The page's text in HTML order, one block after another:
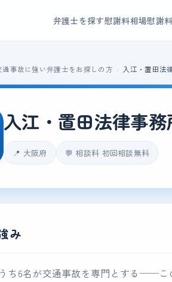
弁護士を探す慰謝料相場慰謝
通事故に強い弁護士をお探しの方 入江・置田法
入江・置田法律事務
📍 大阪府 💬 相談料 初回相談無料
み
ち6名が交通事故を専門とする──こ